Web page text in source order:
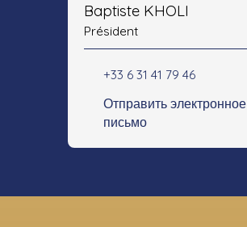
Baptiste KHOLI
Président
+33 6 31 41 79 46
Отправить электронное
письмо